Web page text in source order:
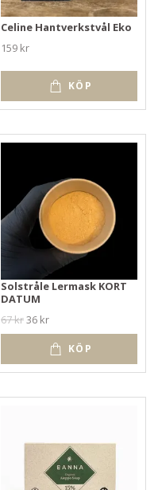
Celine Hantverkstvål Eko
159 kr
KÖP
Solstråle Lermask KORT
DATUM
67 kr36 kr
KÖP